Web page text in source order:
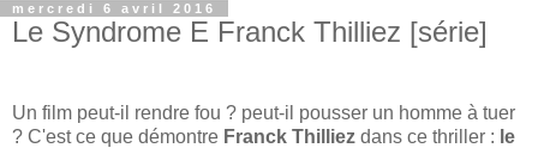
mercredi 6 avril 2016
Le Syndrome E Franck Thilliez [série]
Un film peut-il rendre fou ? peut-il pousser un homme à tuer
? C'est ce que démontre Franck Thilliez dans ce thriller : le